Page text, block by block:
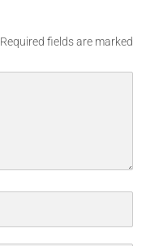
Required fields are marked